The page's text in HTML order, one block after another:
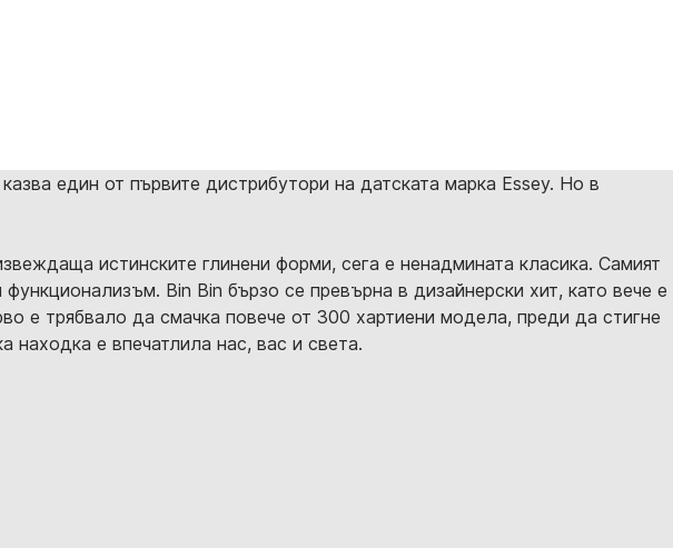
един от първите дистрибутори на датската марка Essey. Но в
истинските глинени форми, сега е ненадмината класика. Самият
Bin Bin бързо се превърна в дизайнерски хит, като вече е
е трябвало да смачка повече от 300 хартиени модела, преди да стигне
находка е впечатлила нас, вас и света.